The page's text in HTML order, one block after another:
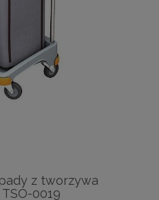
z tworzywa
0019